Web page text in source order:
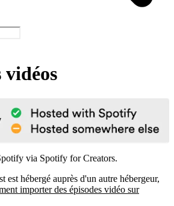
via Spotify for Creators.
est hébergé auprès d'un autre hébergeur,
importer des épisodes vidéo sur